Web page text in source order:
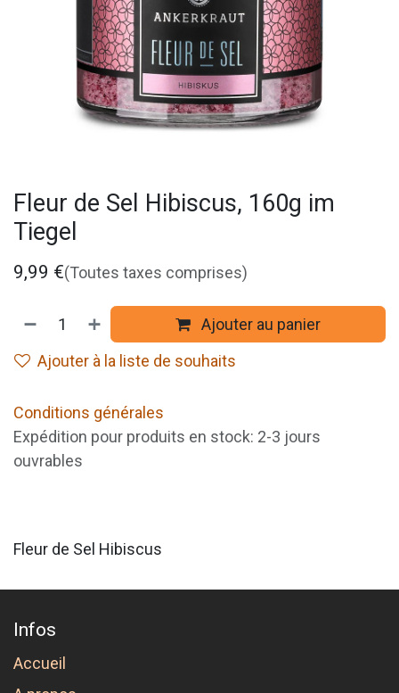
Fleur de Sel Hibiscus, 160g im
Tiegel
9,99 €(Toutes taxes comprises)
Ajouter au panier
Ajouter à la liste de souhaits
Conditions générales
Expédition pour produits en stock: 2-3 jours
ouvrables
Fleur de Sel Hibiscus
Infos
Accueil